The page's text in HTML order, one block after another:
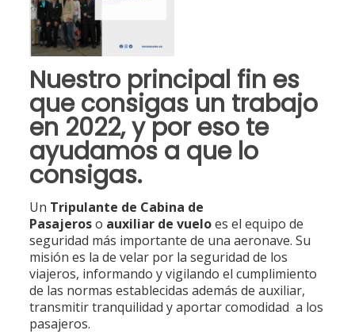
Nuestro principal fin es
que consigas un trabajo
en 2022, y por eso te
ayudamos a que lo
consigas.
Un Tripulante de Cabina de
Pasajeroso auxiliar de vueloes el equipo de
seguridad más importante de una aeronave. Su
misión es la de velar por la seguridad de los
viajeros, informando y vigilando el cumplimiento
de las normas establecidas además de auxiliar,
transmitir tranquilidad y aportar comodidad a los
pasajeros.